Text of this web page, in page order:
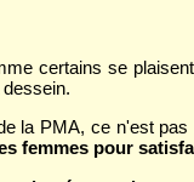
certains se
la PMA, ce n'est
femmes pour